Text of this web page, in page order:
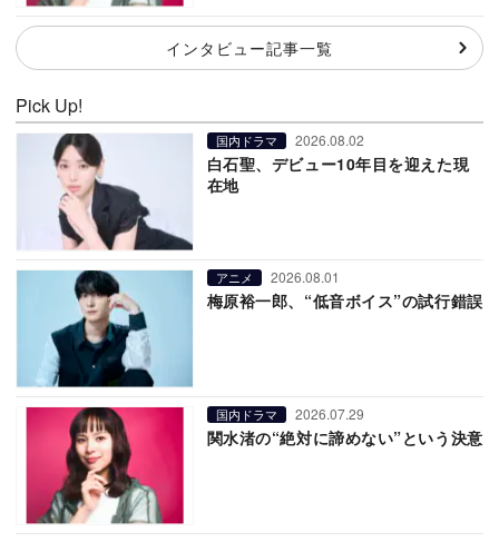
インタビュー記事一覧
Pick Up!
国内ドラマ 2026.08.02
白石聖、デビュー10年目を迎えた現
在地
アニメ 2026.08.01
梅原裕一郎、“低音ボイス”の試行錯誤
国内ドラマ 2026.07.29
関水渚の“絶対に諦めない”という決意